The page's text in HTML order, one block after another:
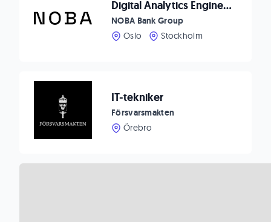
Digital Analytics Engineer
NOBA Bank Group
Oslo
Stockholm
IT-tekniker
Försvarsmakten
Örebro